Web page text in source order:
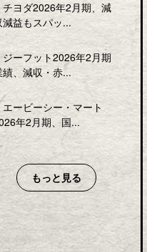
チヨダ2026年2月期、減
減益もスパッ...
ジーフット2026年2月期
績、減収・赤...
エービーシー・マート
年2月期、国...
もっと見る